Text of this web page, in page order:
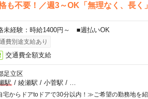
も不要！／週3～OK「無理なく、長く
未経験：時給1400円～ ■週払いOK
費別途支給あり
交通費全額支給
足立区
駅/ 綾瀬駅 / 小菅駅 /
からドアtoドアで30分以内！≫ご希望の勤務地を紹